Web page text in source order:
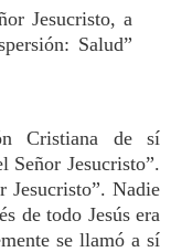
Jesucristo, a
Salud”
Cristiana de sí
Señor Jesucristo”.
Jesucristo”. Nadie
de todo Jesús era
se llamó a sí